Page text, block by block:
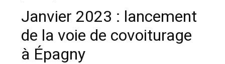
Janvier 2023 : lancement
de la voie de covoiturage
à Épagny